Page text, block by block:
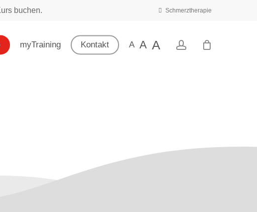
buchen. Schmerztherapie
myTraining Kontakt A A A account